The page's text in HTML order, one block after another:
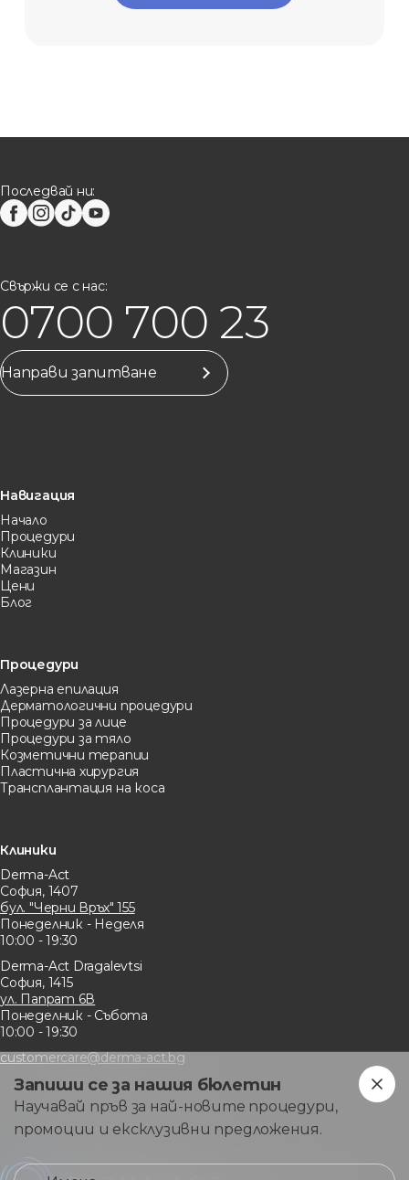
Последвай ни:
Свържи се с нас:
0700 700 23
Направи запитване
Навигация
Начало
Процедури
Клиники
Магазин
Цени
Блог
Процедури
Лазерна eпилация
Дерматологични процедури
Процедури за лице
Процедури за тяло
Козметични терапии
Пластична хирургия
Трансплантация на коса
Клиники
Derma-Act
София, 1407
бул. "Черни Връх" 155
Понеделник - Неделя
10:00 - 19:30
Derma-Act Dragalevtsi
София, 1415
ул. Папрат 6В
Понеделник - Събота
10:00 - 19:30
customercare@derma-act.bg
Запиши се за нашия бюлетин
Научавай пръв за най-новите процедури,
промоции и ексклузивни предложения.